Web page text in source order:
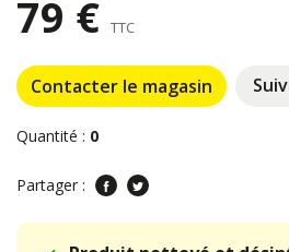
79 € TTC
Contacter le magasin
Quantité : 0
Partager :